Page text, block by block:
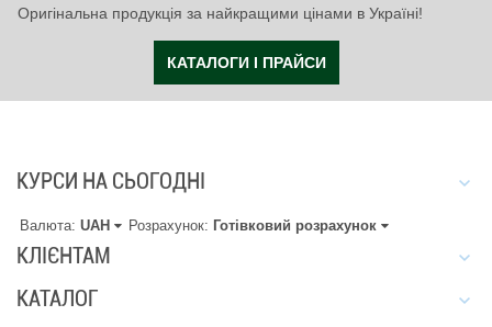
Оригінальна продукція за найкращими цінами в Україні!
КАТАЛОГИ І ПРАЙСИ
КУРСИ НА СЬОГОДНІ
Валюта: UAH Розрахунок: Готівковий розрахунок
КЛІЄНТАМ
КАТАЛОГ